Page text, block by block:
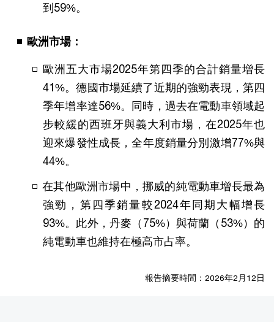
到59%。
歐洲市場：
歐洲五大市場2025年第四季的合計銷量增長
41%。德國市場延續了近期的強勁表現，第四
季年增率達56%。同時，過去在電動車領域起
步較緩的西班牙與義大利市場，在2025年也
迎來爆發性成長，全年度銷量分別激增77%與
44%。
在其他歐洲市場中，挪威的純電動車增長最為
強勁，第四季銷量較2024年同期大幅增長
93%。此外，丹麥（75%）與荷蘭（53%）的
純電動車也維持在極高市占率。
報告摘要時間：2026年2月12日